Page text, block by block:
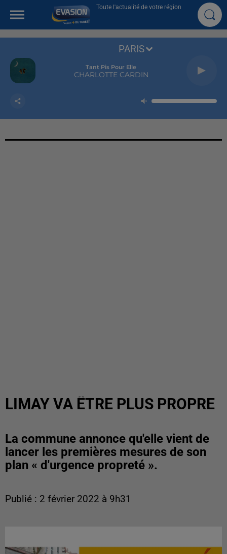
Toute l'actualité de votre région
Tant Pis Pour Elle
CHARLOTTE CARDIN
PARIS
LIMAY VA ÊTRE PLUS PROPRE
La commune annonce qu'elle vient de
lancer les premières mesures de son
plan « d'urgence propreté ».
Publié : 2 février 2022 à 9h31